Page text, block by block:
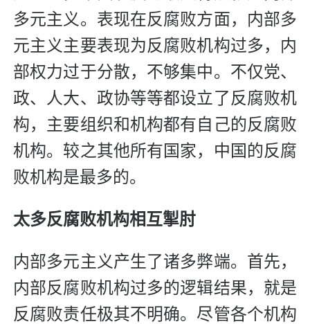
多元主义。表现在反腐败方面，内部多
元主义主要表现为反腐败机构过多，内
部权力过于分散，不够集中。不仅党、
政、人大、政协等等都设立了反腐败机
构，主要组织和机构都有自己的反腐败
机构。较之其他所有国家，中国的反腐
败机构是最多的。
太多反腐败机构相互掣肘
内部多元主义产生了诸多弊端。首先，
内部反腐败机构过多的逻辑结果，就是
反腐败责任极其不明确。尽管各个机构